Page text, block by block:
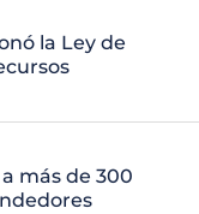
la Ley de
más de 300